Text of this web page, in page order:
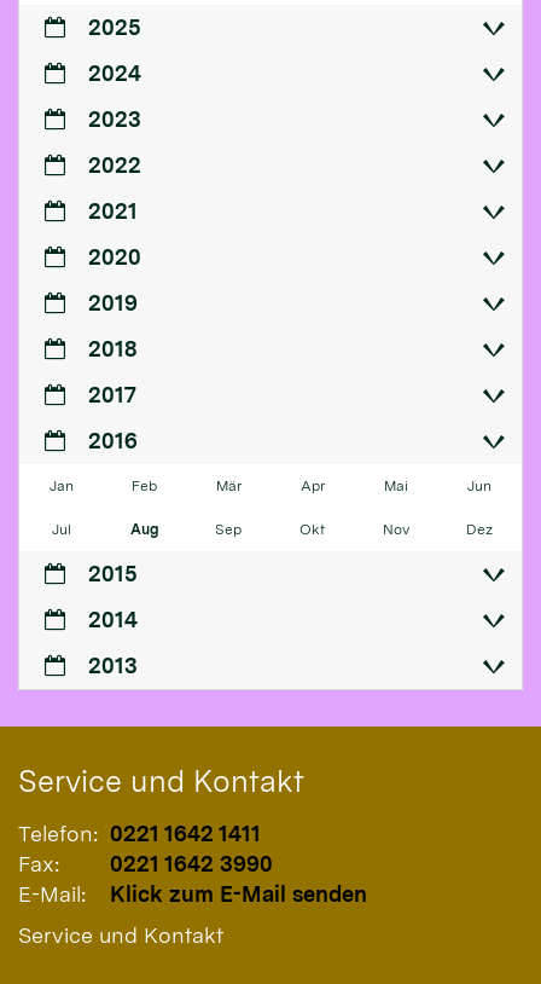
2025
2024
2023
2022
2021
2020
2019
2018
2017
2016
Jan Feb Mär Apr Mai Jun
Jul Aug Sep Okt Nov Dez
2015
2014
2013
Service und Kontakt
Telefon: 0221 1642 1411
Fax:
0221 1642 3990
E-Mail:
Klick zum E-Mail senden
Service und Kontakt